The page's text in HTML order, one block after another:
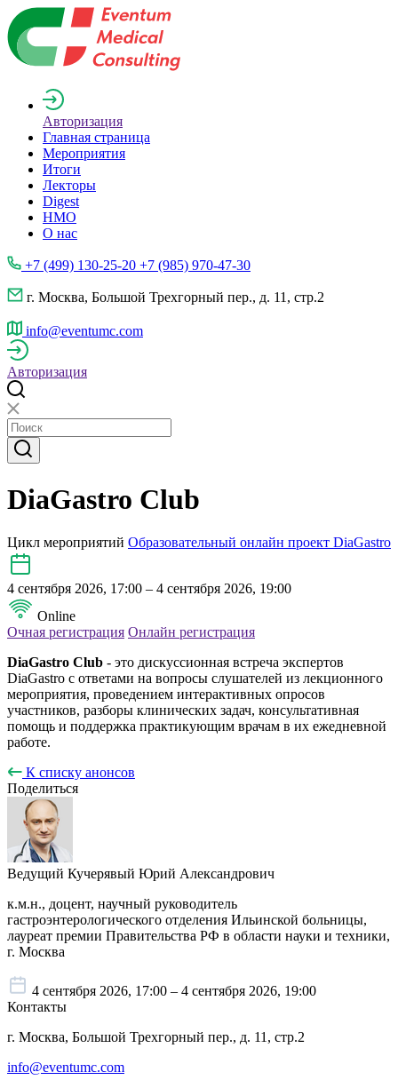
Авторизация
Главная страница
Мероприятия
Итоги
Лекторы
Digest
НМО
О нас
+7 (499) 130-25-20 +7 (985) 970-47-30
г. Москва, Большой Трехгорный пер., д. 11, стр.2
info@eventumc.com
Авторизация
DiaGastro Club
Цикл мероприятий Образовательный онлайн проект DiaGastro
4 сентября 2026, 17:00 – 4 сентября 2026, 19:00
Online
Очная регистрация Онлайн регистрация
DiaGastro Club - это дискуссионная встреча экспертов
DiaGastro с ответами на вопросы слушателей из лекционного
мероприятия, проведением интерактивных опросов
участников, разборы клинических задач, консультативная
помощь и поддержка практикующим врачам в их ежедневной
работе.
К списку анонсов
Поделиться
Ведущий Кучерявый Юрий Александрович
к.м.н., доцент, научный руководитель
гастроэнтерологического отделения Ильинской больницы,
лауреат премии Правительства РФ в области науки и техники,
г. Москва
4 сентября 2026, 17:00 – 4 сентября 2026, 19:00
Контакты
г. Москва, Большой Трехгорный пер., д. 11, стр.2
info@eventumc.com